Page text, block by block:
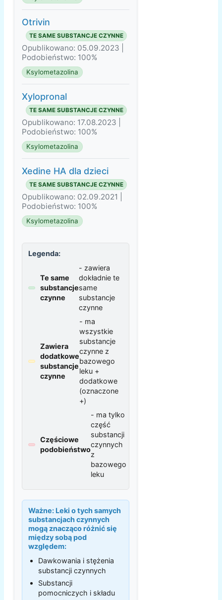
Otrivin
TE SAME SUBSTANCJE CZYNNE
Opublikowano: 05.09.2023 |
Podobieństwo: 100%
Ksylometazolina
Xylopronal
TE SAME SUBSTANCJE CZYNNE
Opublikowano: 17.08.2023 |
Podobieństwo: 100%
Ksylometazolina
Xedine HA dla dzieci
TE SAME SUBSTANCJE CZYNNE
Opublikowano: 02.09.2021 |
Podobieństwo: 100%
Ksylometazolina
Legenda:
Te same
substancje
czynne
- zawiera
dokładnie te
same
substancje
czynne
Zawiera
dodatkowe
substancje
czynne
- ma
wszystkie
substancje
czynne z
bazowego
leku +
dodatkowe
(oznaczone
+)
Częściowe
podobieństwo
- ma tylko
część
substancji
czynnych
z
bazowego
leku
Ważne: Leki o tych samych
substancjach czynnych
mogą znacząco różnić się
między sobą pod
względem:
Dawkowania i stężenia
substancji czynnych
Substancji
pomocniczych i składu